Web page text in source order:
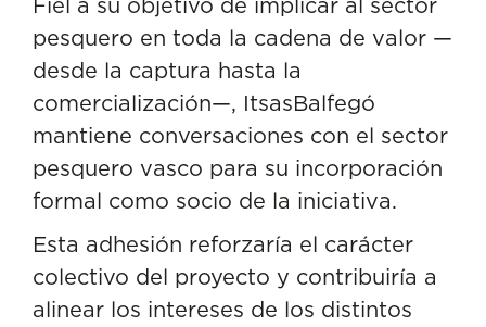
pesquero en toda la cadena de valor —
desde la captura hasta la
comercialización—, ItsasBalfegó
mantiene conversaciones con el sector
pesquero vasco para su incorporación
formal como socio de la iniciativa.
Esta adhesión reforzaría el carácter
colectivo del proyecto y contribuiría a
alinear los intereses de los distintos